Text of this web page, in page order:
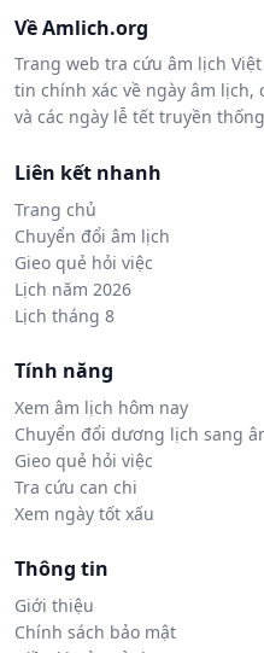
Về Amlich.org
Trang web tra cứu âm lịch
tin chính xác về ngày âm lịch,
và các ngày lễ tết truyền
Liên kết nhanh
Trang chủ
Chuyển đổi âm lịch
Gieo quẻ hỏi việc
Lịch năm 2026
Lịch tháng 8
Tính năng
Xem âm lịch hôm nay
Chuyển đổi dương lịch sang
Gieo quẻ hỏi việc
Tra cứu can chi
Xem ngày tốt xấu
Thông tin
Giới thiệu
Chính sách bảo mật